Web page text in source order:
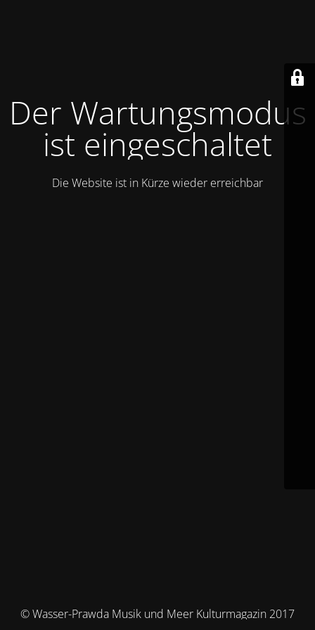
Der Wartungsmodus
ist eingeschaltet
Die Website ist in Kürze wieder erreichbar
© Wasser-Prawda Musik und Meer Kulturmagazin 2017